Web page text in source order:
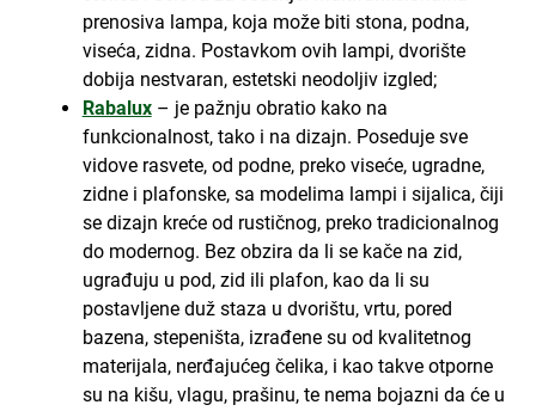
prenosiva lampa, koja može biti stona, podna,
viseća, zidna. Postavkom ovih lampi, dvorište
dobija nestvaran, estetski neodoljiv izgled;
Rabalux– je pažnju obratio kako na
funkcionalnost, tako i na dizajn. Poseduje sve
vidove rasvete, od podne, preko viseće, ugradne,
zidne i plafonske, sa modelima lampi i sijalica, čiji
se dizajn kreće od rustičnog, preko tradicionalnog
do modernog. Bez obzira da li se kače na zid,
ugrađuju u pod, zid ili plafon, kao da li su
postavljene duž staza u dvorištu, vrtu, pored
bazena, stepeništa, izrađene su od kvalitetnog
materijala, nerđajućeg čelika, i kao takve otporne
su na kišu, vlagu, prašinu, te nema bojazni da će u